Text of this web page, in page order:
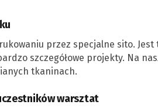
przez specjalne sito.
szczegółowe projekty. Na
tkaninach.
warsztat